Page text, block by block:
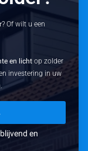
? Of wilt u een
en licht op zolder
investering in uw
en